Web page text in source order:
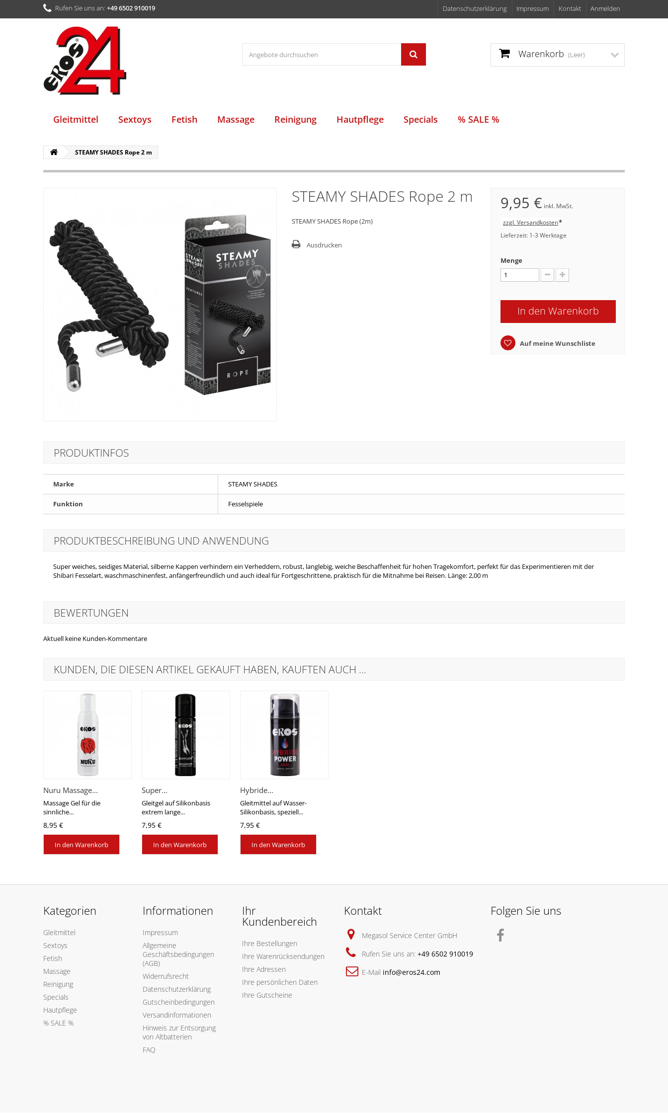
Anmelden
Kontakt
Impressum
Datenschutzerklärung
Rufen Sie uns an: +49 6502 910019
Warenkorb (Leer)
Gleitmittel Sextoys Fetish Massage Reinigung Hautpflege Specials % SALE %
STEAMY SHADES Rope 2 m
STEAMY SHADES Rope 2 m
STEAMY SHADES Rope (2m)
Ausdrucken
9,95 € inkl. MwSt.
zzgl. Versandkosten*
Lieferzeit: 1-3 Werktage
Menge
In den Warenkorb
Auf meine Wunschliste
PRODUKTINFOS
Marke STEAMY SHADES
Funktion Fesselspiele
PRODUKTBESCHREIBUNG UND ANWENDUNG
Super weiches, seidiges Material, silberne Kappen verhindern ein Verheddern, robust, langlebig, weiche Beschaffenheit für hohen Tragekomfort, perfekt für das Experimentieren mit der
Shibari Fesselart, waschmaschinenfest, anfängerfreundlich und auch ideal für Fortgeschrittene, praktisch für die Mitnahme bei Reisen. Länge: 2,00 m
BEWERTUNGEN
Aktuell keine Kunden-Kommentare
KUNDEN, DIE DIESEN ARTIKEL GEKAUFT HABEN, KAUFTEN AUCH ...
Nuru Massage...
Massage Gel für die
sinnliche...
8,95 €
In den Warenkorb
Super...
Gleitgel auf Silikonbasis
extrem lange...
7,95 €
In den Warenkorb
Hybride...
Gleitmittel auf Wasser-
Silikonbasis, speziell...
7,95 €
In den Warenkorb
Kategorien
Gleitmittel
Sextoys
Fetish
Massage
Reinigung
Specials
Hautpflege
% SALE %
Informationen
Impressum
Allgemeine
Geschäftsbedingungen
(AGB)
Widerrufsrecht
Datenschutzerklärung
Gutscheinbedingungen
Versandinformationen
Hinweis zur Entsorgung
von Altbatterien
FAQ
Ihr
Kundenbereich
Ihre Bestellungen
Ihre Warenrücksendungen
Ihre Adressen
Ihre persönlichen Daten
Ihre Gutscheine
Kontakt
Megasol Service Center GmbH
Rufen Sie uns an: +49 6502 910019
E-Mail info@eros24.com
Folgen Sie uns